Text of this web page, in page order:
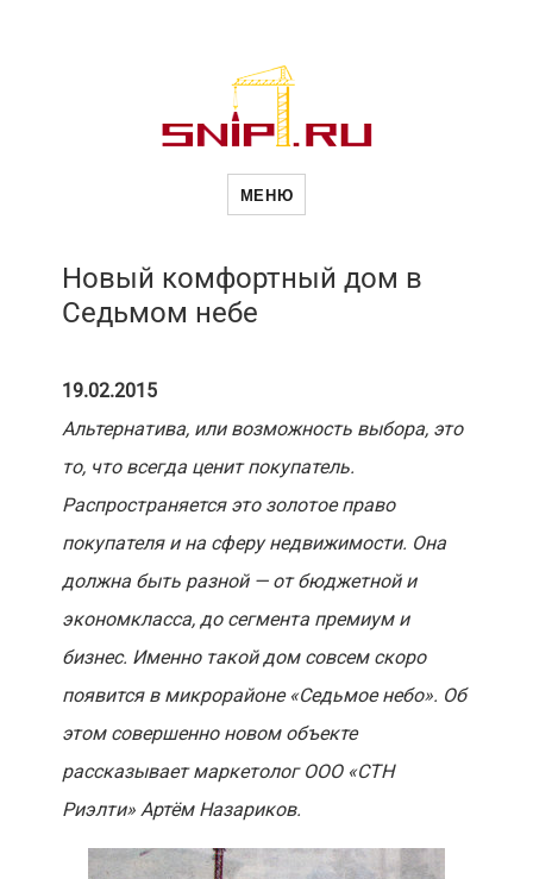
Новое в
МЕНЮ
Новый комфортный дом в
Седьмом небе
19.02.2015
Альтернатива, или возможность выбора, это
то, что всегда ценит покупатель.
Распространяется это золотое право
покупателя и на сферу недвижимости. Она
должна быть разной — от бюджетной и
экономкласса, до сегмента премиум и
бизнес. Именно такой дом совсем скоро
появится в микрорайоне «Седьмое небо». Об
этом совершенно новом объекте
рассказывает маркетолог ООО «СТН
Риэлти» Артём Назариков.